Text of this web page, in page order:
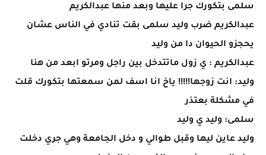
سلمى بتكورك جرا عليها وبعد منها عبدالكريم
عبدالكريم ضرب وليد سلمى بقت تنادي في الناس عشان
يحجزو الحيوان دا من وليد
عبدالكريم : ي زول ماتتدخل بين راجل ومرتو ابعد من هنا
وليد: انت زوجها!!!!! ياخ انا اسف لمن سمعتها بتكورك قلت
في مشكلة بعتذر
سلمى: وليد ي وليد
وليد عاين ليها وقبل طوالي و دخل الجامعة وهي جري دخلت